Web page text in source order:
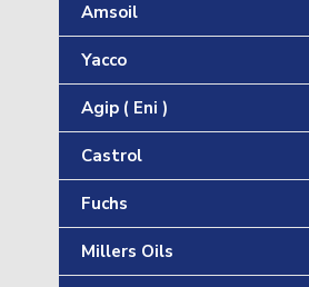
Amsoil
Yacco
Agip ( Eni )
Castrol
Fuchs
Millers Oils